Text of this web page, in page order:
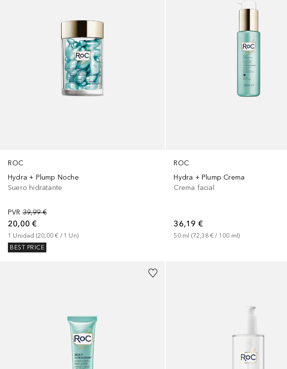
ROC
Hydra + Plump Noche
Suero hidratante
PVR 39,99 €
20,00 €
1 Unidad (20,00 € / 1 Un)
BEST PRICE
ROC
Hydra + Plump Crema
Crema facial
36,19 €
50 ml (72,38 € / 100 ml)